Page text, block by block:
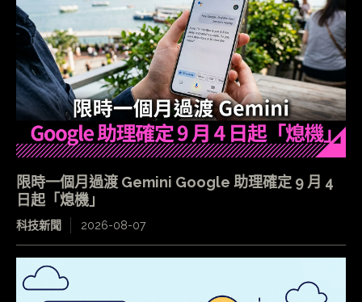
限時一個月過渡 Gemini Google 助理確定 9 月 4
日起「熄機」
科技新聞 2026-08-07